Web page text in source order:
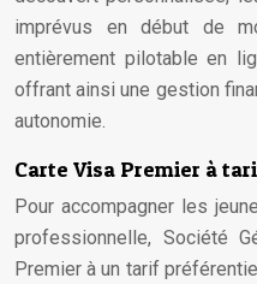
imprévus en début de
entièrement pilotable en
offrant ainsi une gestion
autonomie.
Carte Visa Premier à
Pour accompagner les
professionnelle, Société
Premier à un tarif